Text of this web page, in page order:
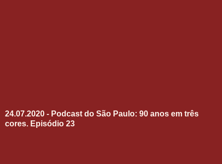
24.07.2020 - Podcast do São Paulo: 90 anos em três
cores. Episódio 23